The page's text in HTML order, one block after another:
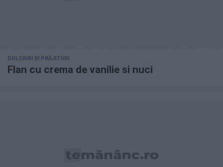
DULCIURI ȘI PRĂJITURI
Flan cu crema de vanilie si nuci